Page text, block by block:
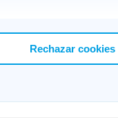
Rechazar cookies